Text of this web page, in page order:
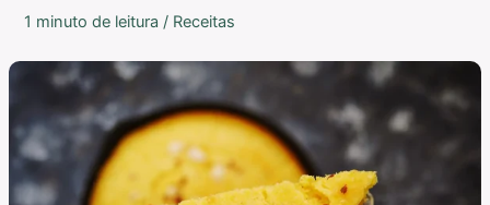
1 minuto de leitura / Receitas